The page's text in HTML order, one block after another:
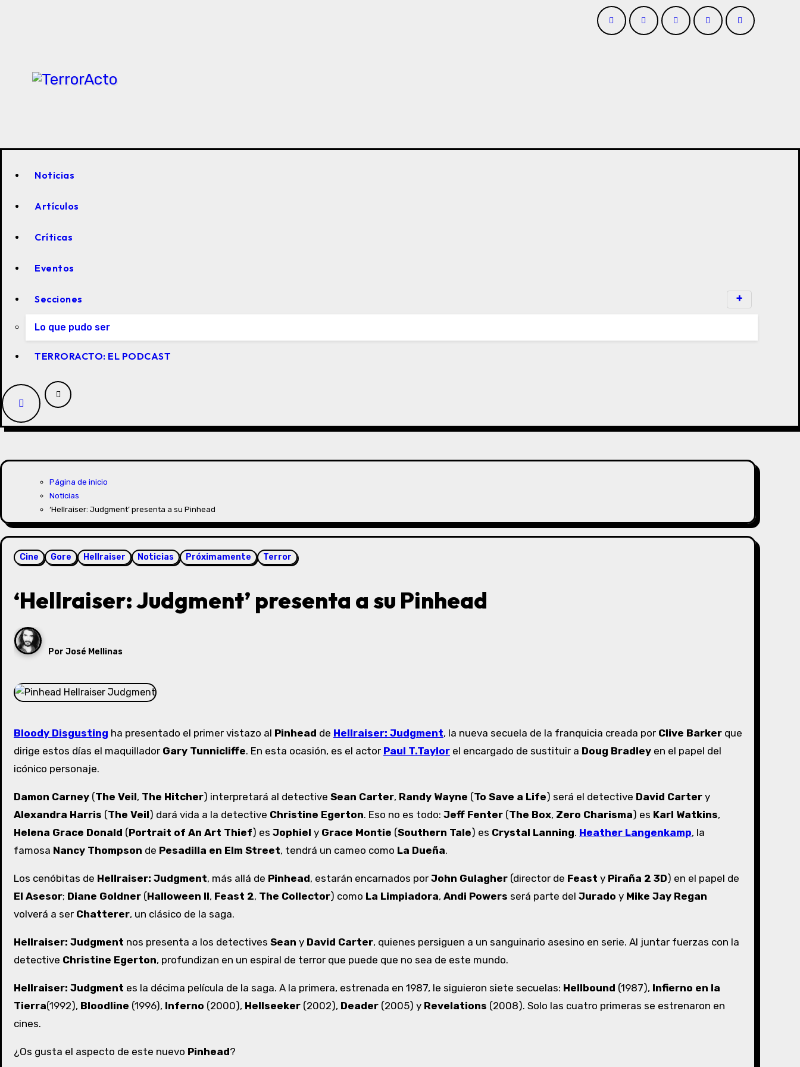
Noticias
Artículos
Críticas
Eventos
Secciones
Lo que pudo ser
TERRORACTO: EL PODCAST
Página de inicio
Noticias
‘Hellraiser: Judgment’ presenta a su Pinhead
Cine Gore Hellraiser Noticias Próximamente Terror
‘Hellraiser: Judgment’ presenta a su Pinhead
Por José Mellinas
Bloody Disgusting ha presentado el primer vistazo al Pinhead de Hellraiser: Judgment, la nueva secuela de la franquicia creada por Clive Barker que
dirige estos días el maquillador Gary Tunnicliffe. En esta ocasión, es el actor Paul T.Taylor el encargado de sustituir a Doug Bradley en el papel del
icónico personaje.
Damon Carney (The Veil, The Hitcher) interpretará al detective Sean Carter, Randy Wayne (To Save a Life) será el detective David Carter y
Alexandra Harris (The Veil) dará vida a la detective Christine Egerton. Eso no es todo: Jeff Fenter (The Box, Zero Charisma) es Karl Watkins,
Helena Grace Donald (Portrait of An Art Thief) es Jophiel y Grace Montie (Southern Tale) es Crystal Lanning. Heather Langenkamp, la
famosa Nancy Thompson de Pesadilla en Elm Street, tendrá un cameo como La Dueña.
Los cenóbitas de Hellraiser: Judgment, más allá de Pinhead, estarán encarnados por John Gulagher (director de Feast y Piraña 2 3D) en el papel de
El Asesor; Diane Goldner (Halloween II, Feast 2, The Collector) como La Limpiadora, Andi Powers será parte del Jurado y Mike Jay Regan
volverá a ser Chatterer, un clásico de la saga.
Hellraiser: Judgment nos presenta a los detectives Sean y David Carter, quienes persiguen a un sanguinario asesino en serie. Al juntar fuerzas con la
detective Christine Egerton, profundizan en un espiral de terror que puede que no sea de este mundo.
Hellraiser: Judgment es la décima película de la saga. A la primera, estrenada en 1987, le siguieron siete secuelas: Hellbound (1987), Infierno en la
Tierra(1992), Bloodline (1996), Inferno (2000), Hellseeker (2002), Deader (2005) y Revelations (2008). Solo las cuatro primeras se estrenaron en
cines.
¿Os gusta el aspecto de este nuevo Pinhead?